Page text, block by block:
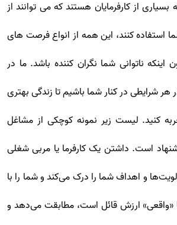
از کارفرمایان هستند که می توانند از
استفاده کنند، این همه از انواع فرصت های
ناتوانی شما نگران کننده باشد. ما در
شرایطی در کنار شما باشیم تا زندگی بهتری
کنید. لیست زیر نمونه کوچکی از مشاغل
است. داشتن یک کارفرما یا مربی شغلی
و اهداف شما را درک می‌کند و شما را با
«واقعی» ارزش قائل است، مطابقت می‌دهد و